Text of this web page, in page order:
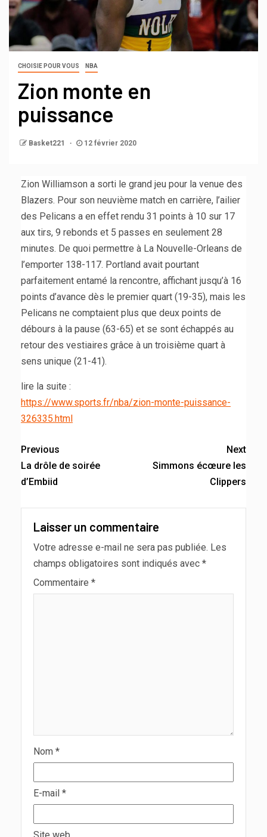
CHOISIE POUR VOUS NBA
Zion monte en
puissance
Basket221 12 février 2020
Zion Williamson a sorti le grand jeu pour la venue des
Blazers. Pour son neuvième match en carrière, l’ailier
des Pelicans a en effet rendu 31 points à 10 sur 17
aux tirs, 9 rebonds et 5 passes en seulement 28
minutes. De quoi permettre à La Nouvelle-Orleans de
l’emporter 138-117. Portland avait pourtant
parfaitement entamé la rencontre, affichant jusqu’à 16
points d’avance dès le premier quart (19-35), mais les
Pelicans ne comptaient plus que deux points de
débours à la pause (63-65) et se sont échappés au
retour des vestiaires grâce à un troisième quart à
sens unique (21-41).
lire la suite :
https://www.sports.fr/nba/zion-monte-puissance-
326335.html
Previous
La drôle de soirée
d’Embiid
Next
Simmons écœure les
Clippers
Laisser un commentaire
Votre adresse e-mail ne sera pas publiée. Les
champs obligatoires sont indiqués avec *
Commentaire *
Nom *
E-mail *